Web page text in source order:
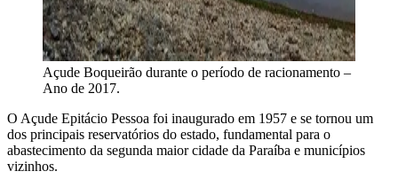
Açude Boqueirão durante o período de racionamento –
Ano de 2017.
O Açude Epitácio Pessoa foi inaugurado em 1957 e se tornou um
dos principais reservatórios do estado, fundamental para o
abastecimento da segunda maior cidade da Paraíba e municípios
vizinhos.